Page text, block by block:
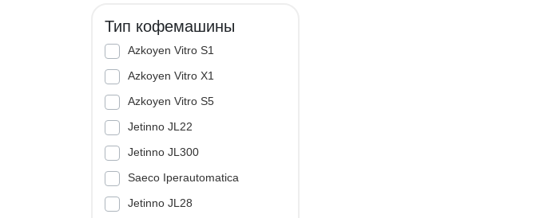
Тип кофемашины
Azkoyen Vitro S1
Azkoyen Vitro X1
Azkoyen Vitro S5
Jetinno JL22
Jetinno JL300
Saeco Iperautomatica
Jetinno JL28